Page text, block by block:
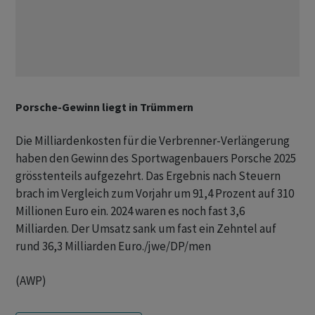
Porsche-Gewinn liegt in Trümmern
Die Milliardenkosten für die Verbrenner-Verlängerung
haben den Gewinn des Sportwagenbauers Porsche 2025
grösstenteils aufgezehrt. Das Ergebnis nach Steuern
brach im Vergleich zum Vorjahr um 91,4 Prozent auf 310
Millionen Euro ein. 2024 waren es noch fast 3,6
Milliarden. Der Umsatz sank um fast ein Zehntel auf
rund 36,3 Milliarden Euro./jwe/DP/men
(AWP)